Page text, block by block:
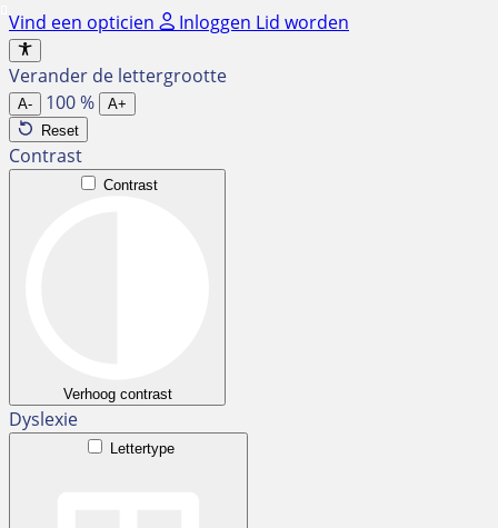
Ga
naar
de
inhoud
Vind een opticien Inloggen Lid worden
Verander de lettergrootte
A- 100%
A+
Reset
Contrast
Contrast
Verhoog contrast
Dyslexie
Lettertype